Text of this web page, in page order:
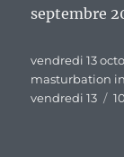
septembre
Publié
le
vendredi 13
masturbation
vendredi 13